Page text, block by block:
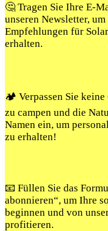
🤔 Tragen Sie Ihre E-
unseren Newsletter,
Empfehlungen für
erhalten.
🏕️ Verpassen Sie
zu campen und die
Namen ein, um
zu erhalten!
📧 Füllen Sie das
abonnieren“, um Ihre
beginnen und von
profitieren.